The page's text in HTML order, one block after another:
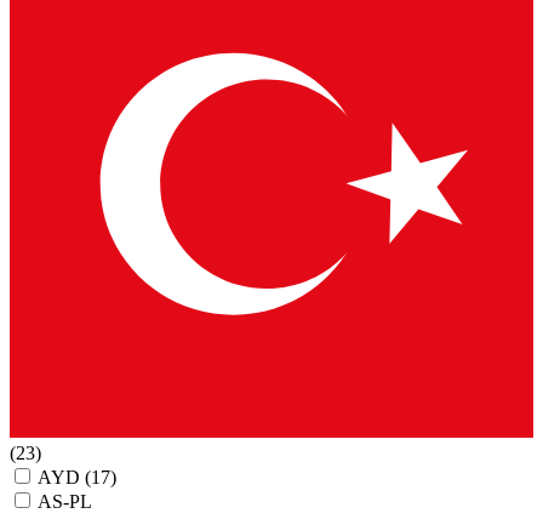
(23)
AYD (17)
AS-PL